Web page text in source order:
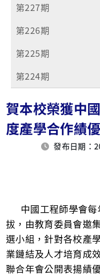
第227期
第226期
第225期
第224期
賀本校榮獲中
度產學合作績
發布日期：
中國工程師學會
拔，由教育委員會邀
選小組，針對各校產
業鏈結及人才培育成
聯合年會公開表揚績